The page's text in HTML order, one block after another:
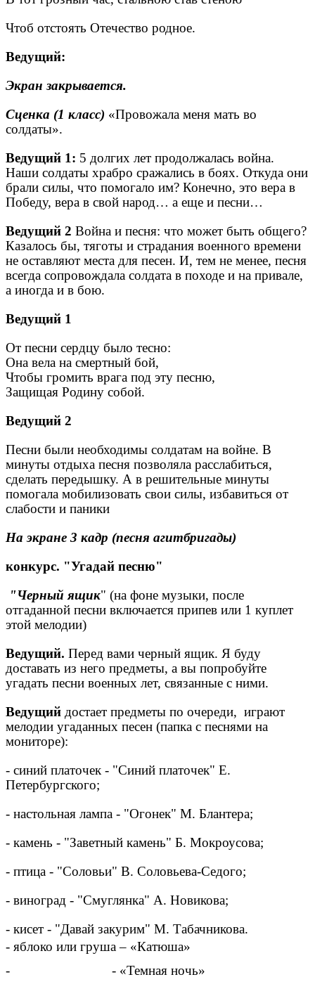
Чтоб отстоять Отечество родное.
Ведущий:
Экран закрывается.
Сценка (1 класс) «Провожала меня мать во
солдаты».
Ведущий 1: 5 долгих лет продолжалась война.
Наши солдаты храбро сражались в боях. Откуда они
брали силы, что помогало им? Конечно, это вера в
Победу, вера в свой народ… а еще и песни…
Ведущий 2 Война и песня: что может быть общего?
Казалось бы, тяготы и страдания военного времени
не оставляют места для песен. И, тем не менее, песня
всегда сопровождала солдата в походе и на привале,
а иногда и в бою.
Ведущий 1
От песни сердцу было тесно:
Она вела на смертный бой,
Чтобы громить врага под эту песню,
Защищая Родину собой.
Ведущий 2
Песни были необходимы солдатам на войне. В
минуты отдыха песня позволяла расслабиться,
сделать передышку. А в решительные минуты
помогала мобилизовать свои силы, избавиться от
слабости и паники
На экране 3 кадр (песня агитбригады)
конкурс. "Угадай песню"
"Черный ящик" (на фоне музыки, после
отгаданной песни включается припев или 1 куплет
этой мелодии)
Ведущий. Перед вами черный ящик. Я буду
доставать из него предметы, а вы попробуйте
угадать песни военных лет, связанные с ними.
Ведущий достает предметы по очереди, играют
мелодии угаданных песен (папка с песнями на
мониторе):
- синий платочек - "Синий платочек" Е.
Петербургского;
- настольная лампа - "Огонек" М. Блантера;
- камень - "Заветный камень" Б. Мокроусова;
- птица - "Соловьи" В. Соловьева-Седого;
- виноград - "Смуглянка" А. Новикова;
- кисет - "Давай закурим" М. Табачникова.
- яблоко или груша – «Катюша»
- - «Темная ночь»